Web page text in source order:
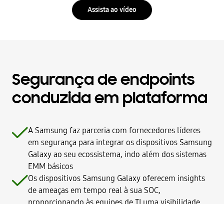
Assista ao vídeo
Segurança de endpoints
conduzida em plataforma
A Samsung faz parceria com fornecedores líderes
em segurança para integrar os dispositivos Samsung
Galaxy ao seu ecossistema, indo além dos sistemas
EMM básicos
Os dispositivos Samsung Galaxy oferecem insights
de ameaças em tempo real à sua SOC,